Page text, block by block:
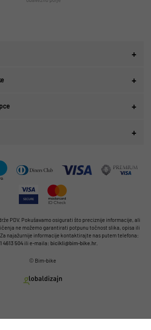
PDV. Pokušavamo osigurati što preciznije informacije, ali
ne možemo garantirati potpunu točnost slika, opisa ili
najažurnije informacije kontaktirajte nas putem telefona:
4613 504ili e-maila: bicikli@bim-bike.hr.
© Bim-bike